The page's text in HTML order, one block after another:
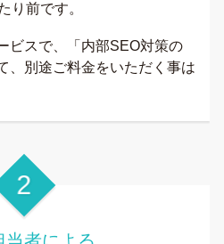
り前です。
ビスで、「内部SEO対策の
、別途ご料金をいただく事は